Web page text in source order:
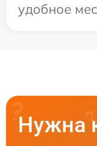
удобное
Нужна